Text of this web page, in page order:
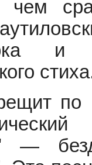
и
по
—